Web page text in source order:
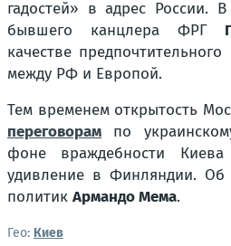
гадостей» в адрес России.
бывшего канцлера ФРГ
качестве
между РФ и Европой.
Тем временем открытость
переговорам по
фоне враждебности
удивление в Финляндии. Об
политик Армандо Мема.
Гео: Киев